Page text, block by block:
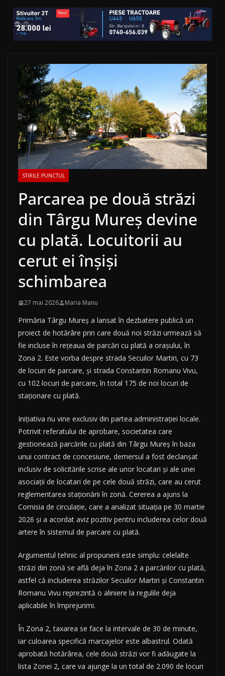
STIRILE PUNCTUL
Parcarea pe două străzi
din Târgu Mureș devine
cu plată. Locuitorii au
cerut ei înșiși
schimbarea
27 mai 2026 Maria Manu
Primăria Târgu Mureș a lansat în dezbatere publică un
proiect de hotărâre prin care două noi străzi urmează să
fie incluse în rețeaua de parcări cu plată a orașului, în
Zona 2. Este vorba despre strada Secuilor Martiri, cu 73
de locuri de parcare, și strada Constantin Romanu Vivu,
cu 102 locuri de parcare, în total 175 de noi locuri de
staționare cu plată.
Inițiativa nu vine exclusiv din partea administrației locale.
Potrivit referatului de aprobare, societatea care
gestionează parcările cu plată din Târgu Mureș în baza
unui contract de concesiune, demersul a fost declanșat
inclusiv de solicitările scrise ale unor locatari și ale unei
asociații de locatari de pe cele două străzi, care au cerut
reglementarea staționării în zonă. Cererea a ajuns la
Comisia de circulație, care a analizat situația pe 30 martie
2026 și a acordat aviz pozitiv pentru includerea celor două
artere în sistemul de parcare cu plată.
Argumentul tehnic al propunerii este simplu: celelalte
străzi din zonă se află deja în Zona 2 a parcărilor cu plată,
astfel că includerea străzilor Secuilor Martiri și Constantin
Romanu Vivu reprezintă o aliniere la regulile deja
aplicabile în împrejurimi.
În Zona 2, taxarea se face la intervale de 30 de minute,
iar culoarea specifică marcajelor este albastrul. Odată
aprobată hotărârea, cele două străzi vor fi adăugate la
lista Zonei 2, care va ajunge la un total de 2.090 de locuri